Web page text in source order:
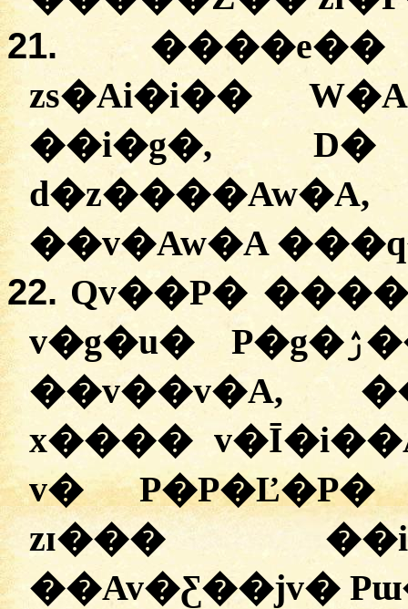
21.
zs�Ai�i��
��i�g�,
22. Qv��P�
v�g�u� P�g�ۯ�� ����u� ��A��
��v��v�A,
x����
v�
zɪ���
��Av�Ƹ��jv�